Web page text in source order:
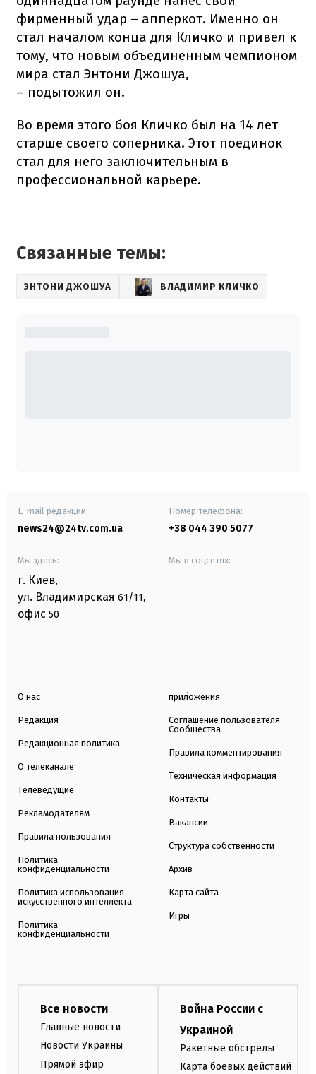
фирменный удар – апперкот. Именно он
стал началом конца для Кличко и привел к
тому, что новым объединенным чемпионом
мира стал Энтони Джошуа,
– подытожил он.
Во время этого боя Кличко был на 14 лет
старше своего соперника. Этот поединок
стал для него заключительным в
профессиональной карьере.
Связанные темы:
ЭНТОНИ ДЖОШУА ВЛАДИМИР КЛИЧКО
E-mail редакции
news24@24tv.com.ua
Номер телефона:
+38 044 390 5077
Мы здесь:
г. Киев,
ул. Владимирская 61/11,
офис 50
Мы в соцсетях:
О нас
Редакция
Редакционная политика
О телеканале
Телеведущие
Рекламодателям
Правила пользования
Политика
конфиденциальности
Политика использования
искусственного интеллекта
Политика
конфиденциальности
приложения
Соглашение пользователя
Сообщества
Правила комментирования
Техническая информация
Контакты
Вакансии
Структура собственности
Архив
Карта сайта
Игры
Все новости
Главные новости
Новости Украины
Прямой эфир
Война России с
Украиной
Ракетные обстрелы
Карта боевых действий